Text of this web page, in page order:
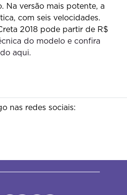
Na versão mais potente, a
com seis velocidades.
2018 pode partir de R$
do modelo e confira
aqui.
nas redes sociais: